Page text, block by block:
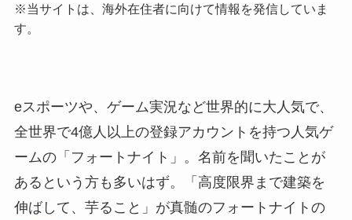
※当サイトは、海外在住者に向けて情報を発信していま
す。
eスポーツや、ゲーム実況など世界的に大人気で、
全世界で4億人以上の登録アカウントを持つ人気ゲ
ームの「フォートナイト」。名前を聞いたことが
あるという方も多いはず。「高度限界まで建築を
伸ばして、芋ること」が真髄のフォートナイトの